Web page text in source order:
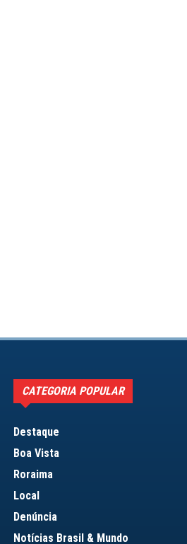
CATEGORIA POPULAR
Destaque
Boa Vista
Roraima
Local
Denúncia
Notícias Brasil & Mundo